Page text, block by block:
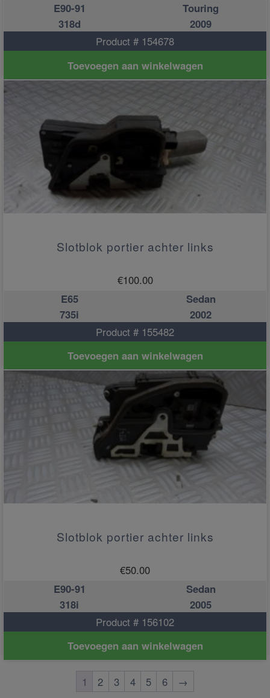
E90-91
Touring
318d
2009
Product # 154678
Toevoegen aan winkelwagen
Slotblok portier achter links
€100.00
E65
Sedan
735i
2002
Product # 155482
Toevoegen aan winkelwagen
Slotblok portier achter links
€50.00
E90-91
Sedan
318i
2005
Product # 156102
Toevoegen aan winkelwagen
1 2 3 4 5 6 →